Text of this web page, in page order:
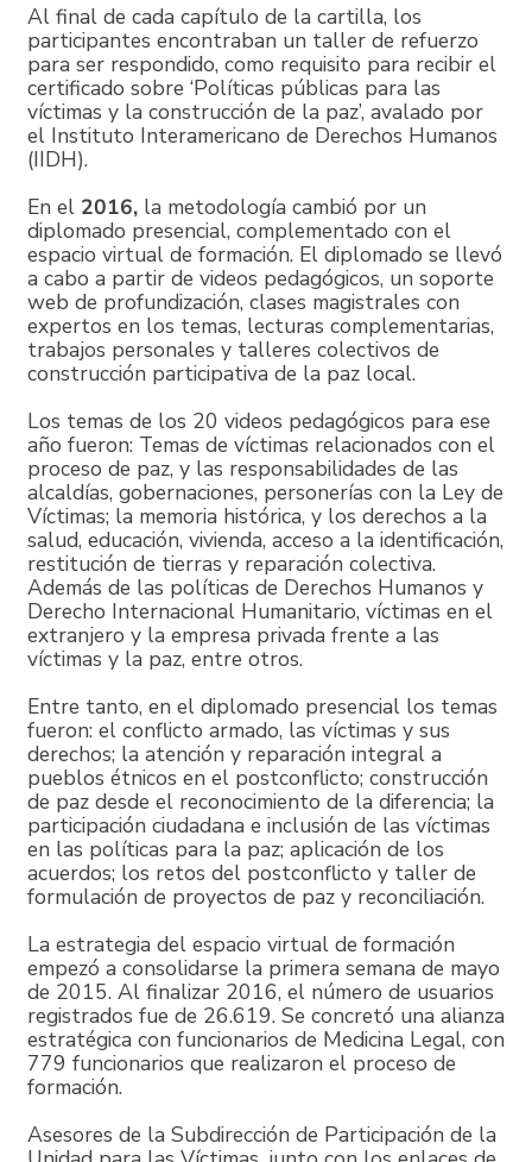
Al final de cada capítulo de la cartilla, los
participantes encontraban un taller de refuerzo
para ser respondido, como requisito para recibir el
certificado sobre ‘Políticas públicas para las
víctimas y la construcción de la paz’, avalado por
el Instituto Interamericano de Derechos Humanos
(IIDH).
En el 2016, la metodología cambió por un
diplomado presencial, complementado con el
espacio virtual de formación. El diplomado se llevó
a cabo a partir de videos pedagógicos, un soporte
web de profundización, clases magistrales con
expertos en los temas, lecturas complementarias,
trabajos personales y talleres colectivos de
construcción participativa de la paz local.
Los temas de los 20 videos pedagógicos para ese
año fueron: Temas de víctimas relacionados con el
proceso de paz, y las responsabilidades de las
alcaldías, gobernaciones, personerías con la Ley de
Víctimas; la memoria histórica, y los derechos a la
salud, educación, vivienda, acceso a la identificación,
restitución de tierras y reparación colectiva.
Además de las políticas de Derechos Humanos y
Derecho Internacional Humanitario, víctimas en el
extranjero y la empresa privada frente a las
víctimas y la paz, entre otros.
Entre tanto, en el diplomado presencial los temas
fueron: el conflicto armado, las víctimas y sus
derechos; la atención y reparación integral a
pueblos étnicos en el postconflicto; construcción
de paz desde el reconocimiento de la diferencia; la
participación ciudadana e inclusión de las víctimas
en las políticas para la paz; aplicación de los
acuerdos; los retos del postconflicto y taller de
formulación de proyectos de paz y reconciliación.
La estrategia del espacio virtual de formación
empezó a consolidarse la primera semana de mayo
de 2015. Al finalizar 2016, el número de usuarios
registrados fue de 26.619. Se concretó una alianza
estratégica con funcionarios de Medicina Legal, con
779 funcionarios que realizaron el proceso de
formación.
Asesores de la Subdirección de Participación de la